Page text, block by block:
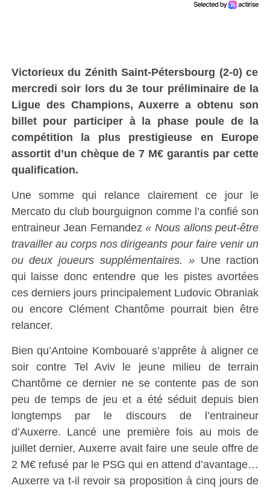
Victorieux du Zénith Saint-Pétersbourg (2-0) ce
mercredi soir lors du 3e tour préliminaire de la
Ligue des Champions, Auxerre a obtenu son
billet pour participer à la phase poule de la
compétition la plus prestigieuse en Europe
assortit d’un chèque de 7 M€ garantis par cette
qualification.
Une somme qui relance clairement ce jour le
Mercato du club bourguignon comme l’a confié son
entraineur Jean Fernandez« Nous allons peut-être
travailler au corps nos dirigeants pour faire venir un
ou deux joueurs supplémentaires. »Une raction
qui laisse donc entendre que les pistes avortées
ces derniers jours principalement Ludovic Obraniak
ou encore Clément Chantôme pourrait bien être
relancer.
Bien qu’Antoine Kombouaré s’apprête à aligner ce
soir contre Tel Aviv le jeune milieu de terrain
Chantôme ce dernier ne se contente pas de son
peu de temps de jeu et a été séduit depuis bien
longtemps par le discours de l’entraineur
d’Auxerre. Lancé une première fois au mois de
juillet dernier, Auxerre avait faire une seule offre de
2 M€ refusé par le PSG qui en attend d’avantage…
Auxerre va t-il revoir sa proposition à cinq jours de